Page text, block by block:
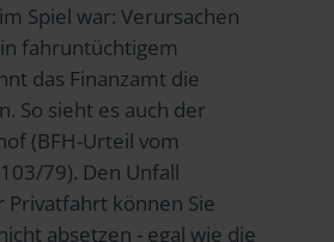
Spiel war: Verursachen
fahruntüchtigem
das Finanzamt die
So sieht es auch der
(BFH-Urteil vom
79). Den Unfall
können Sie
absetzen - egal wie die